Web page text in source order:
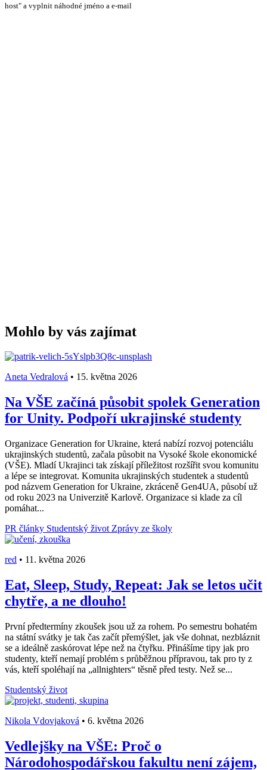
host" a vyplnit náhodné jméno a e-mail
Mohlo by vás zajímat
Aneta Vedralová • 15. května 2026
Na VŠE začíná působit spolek Generation
for Unity. Podpoří ukrajinské studenty
Organizace Generation for Ukraine, která nabízí rozvoj potenciálu
ukrajinských studentů, začala působit na Vysoké škole ekonomické
(VŠE). Mladí Ukrajinci tak získají příležitost rozšířit svou komunitu
a lépe se integrovat. Komunita ukrajinských studentek a studentů
pod názvem Generation for Ukraine, zkráceně Gen4UA, působí už
od roku 2023 na Univerzitě Karlově. Organizace si klade za cíl
pomáhat...
PR články Studentský život Zprávy ze školy
red • 11. května 2026
Eat, Sleep, Study, Repeat: Jak se letos učit
chytře, a ne dlouho!
První předtermíny zkoušek jsou už za rohem. Po semestru bohatém
na státní svátky je tak čas začít přemýšlet, jak vše dohnat, nezbláznit
se a ideálně zaskórovat lépe než na čtyřku. Přinášíme tipy jak pro
studenty, kteří nemají problém s průběžnou přípravou, tak pro ty z
vás, kteří spoléhají na „allnighters“ těsně před testy. Než se...
Studentský život
Nikola Vdovjaková • 6. května 2026
Vedlejšky na VŠE: Proč o
Národohospodářskou fakultu není zájem,